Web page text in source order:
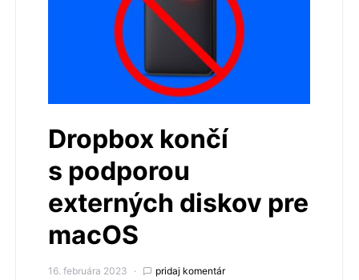
Dropbox končí
s podporou
externých diskov pre
macOS
16. februára 2023 pridaj komentár